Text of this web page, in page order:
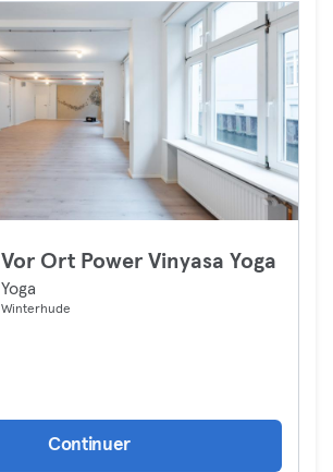
Vor Ort Power Vinyasa Yoga
Yoga
Winterhude
Continuer